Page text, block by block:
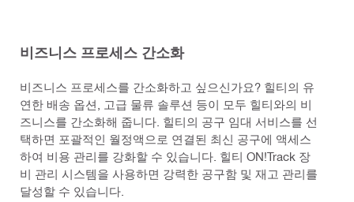
비즈니스 프로세스 간소화
비즈니스 프로세스를 간소화하고 싶으신가요? 힐티의 유
연한 배송 옵션, 고급 물류 솔루션 등이 모두 힐티와의 비
즈니스를 간소화해 줍니다. 힐티의 공구 임대 서비스를 선
택하면 포괄적인 월정액으로 연결된 최신 공구에 액세스
하여 비용 관리를 강화할 수 있습니다. 힐티 ON!Track 장
비 관리 시스템을 사용하면 강력한 공구함 및 재고 관리를
달성할 수 있습니다.